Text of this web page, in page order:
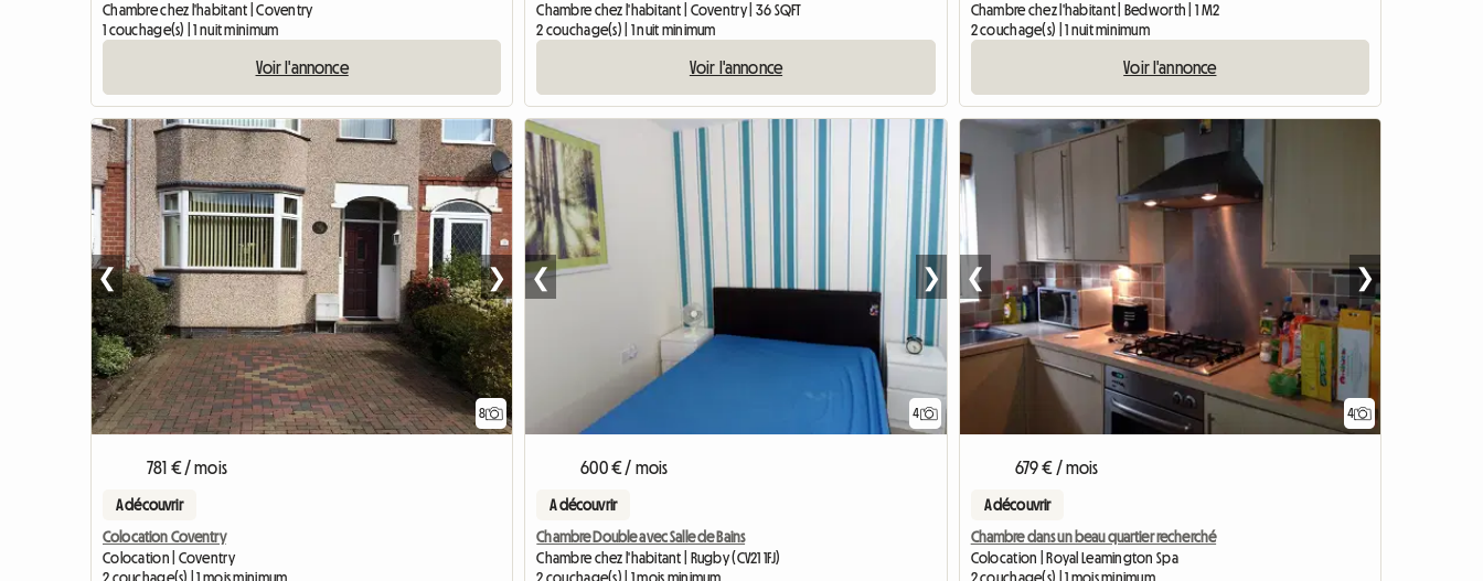
Chambre chez l'habitant | Coventry
1 couchage(s) | 1 nuit minimum
Voir l'annonce
Chambre chez l'habitant | Coventry | 36 SQFT
2 couchage(s) | 1 nuit minimum
Voir l'annonce
Chambre chez l'habitant | Bedworth | 1 M2
2 couchage(s) | 1 nuit minimum
Voir l'annonce
8
❮ ❯
781 € / mois
A découvrir
Colocation Coventry
Colocation | Coventry
2 couchage(s) | 1 mois minimum
4
❮ ❯
600 € / mois
A découvrir
Chambre Double avec Salle de Bains
Chambre chez l'habitant | Rugby (CV21 1FJ)
2 couchage(s) | 1 mois minimum
4
❮ ❯
679 € / mois
A découvrir
Chambre dans un beau quartier recherché
Colocation | Royal Leamington Spa
2 couchage(s) | 1 mois minimum